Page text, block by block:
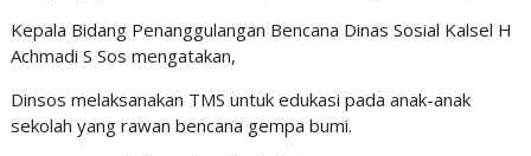
Kepala Bidang Penanggulangan Bencana Dinas Sosial Kalsel H
Achmadi S Sos mengatakan,
Dinsos melaksanakan TMS untuk edukasi pada anak-anak
sekolah yang rawan bencana gempa bumi.